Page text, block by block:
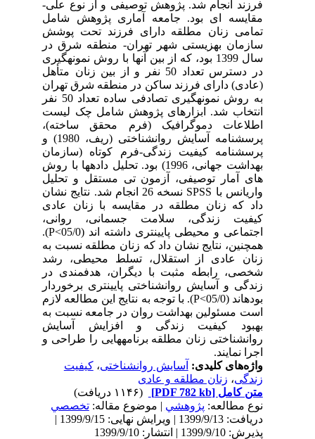
فرزند انجام شد. پژوهش توصیفی و از نوع علی-
مقایسه ‏ای بود.جامعه آماری پژوهش شامل
تمامی زنان مطلقه دارای فرزند تحت پوشش
سازمان بهزیستی شهر تهران- منطقه شرق در
سال 1399 بود، که از بین آن‏ها با روش نمونه­گیری
در دسترس تعداد 50 نفر و از بین زنان متأهل
(عادی) دارای فرزند ساکن در منطقه شرق تهران
به روش نمونه­گیری تصادفی ساده تعداد 50 نفر
انتخاب شد. ابزارهای پژوهش شامل چک لیست
اطلاعات دموگرافیک (فرم محقق ساخته)،
پرسشنامه آسایش روانشناختی (ریف، 1980) و
پرسشنامه کیفیت زندگی-فرم کوتاه (سازمان
بهداشت جهانی، 1996) بود. تحلیل داده‏ها با روش‏
های آمار توصیفی، آزمون تی مستقل و تحلیل
واریانس باSPSS
نسخه 26 انجام شد. نتایج نشان
داد که زنان مطلقه در مقایسه با زنان عادی
کیفیت زندگی، سلامت جسمانی، روانی،
اجتماعی و محیطی پایین‏تری داشته‏ اند (05/0>
P
).
هم­چنین، نتایج نشان داد که زنان مطلقه نسبت به
زنان عادی از استقلال، تسلط محیطی، رشد
شخصی، رابطه مثبت با دیگران، هدفمندی در
زندگی و آسایش روانشناختی پایین‏تری برخوردار
بوده‏اند (05/0>
P). با توجه به نتایج این مطالعه لازم
است مسئولین بهداشت روان در جامعه نسبت به
بهبود کیفیت زندگی و افزایش آسایش
روانشناختی زنان مطلقه برنامههایی را طراحی و
اجرا نمایند.
واژه‌های کلیدی:آسایش روانشناختی،کیفیت
زندگی،زنان مطلقه و عادی
متن کامل[PDF 782 kb]
نوع مطالعه:پژوهشي| موضوع مقاله:تخصصي
دریافت: 1399/9/13 | ویرایش نهایی: 1399/9/15 |
پذیرش: 1399/9/10 | انتشار: 1399/9/10